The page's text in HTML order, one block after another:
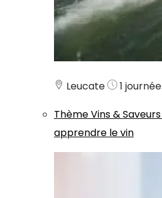
Leucate
1 journée
ThèmeVins & Saveurs
apprendre le vin